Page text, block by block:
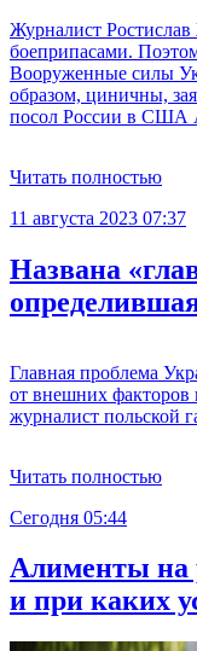
Журналист
боеприпасами.
Вооруженные силы
образом, циничны,
посол России в США
Читать полностью
11 августа 2023 07:37
Названа
Главная проблема
от внешних факторов
журналист польской
Читать полностью
Сегодня 05:44
Алименты на
и при каких